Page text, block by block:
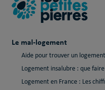
Le mal-logement
Aide pour trouver un
Logement insalubre : que
Logement en France : Les